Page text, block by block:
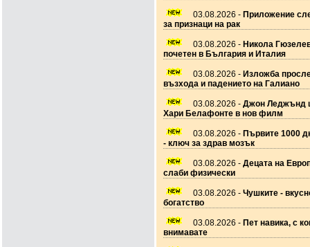
03.08.2026 - Приложение
за признаци на рак
03.08.2026 - Никола
почетен в България и Италия
03.08.2026 - Изложба
възхода и падението на Галиано
03.08.2026 - Джон Леджънд
Хари Белафонте в нов филм
03.08.2026 - Първите 1000
- ключ за здрав мозък
03.08.2026 - Децата на
слаби физически
03.08.2026 - Чушките -
богатство
03.08.2026 - Пет навика, с
внимавате